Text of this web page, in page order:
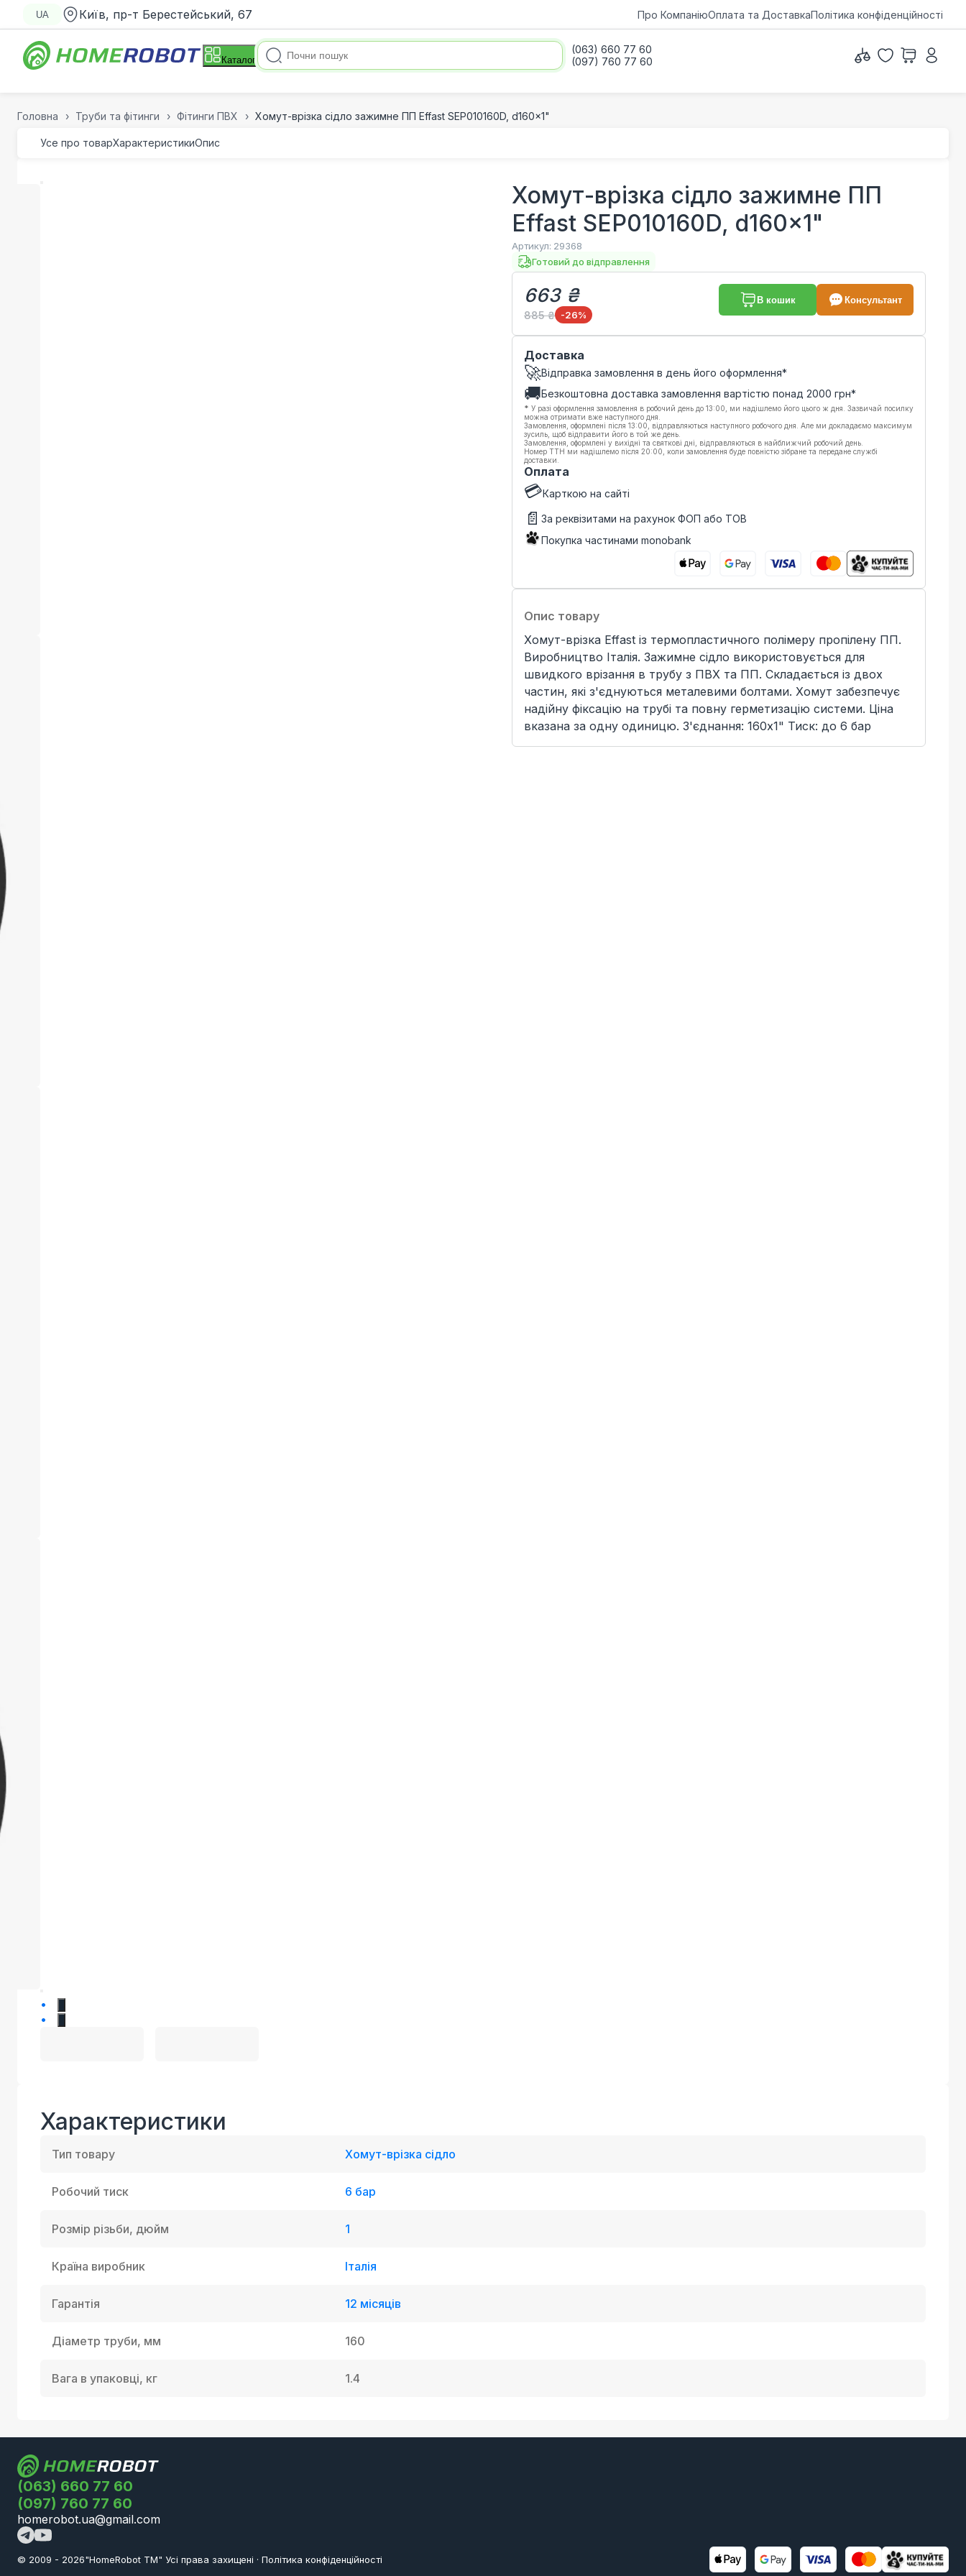
UA Київ, пр-т Берестейський, 67 Про КомпаніюОплата та ДоставкаПолітика конфіденційності
Каталог
(063) 660 77 60
(097) 760 77 60
Головна Труби та фітинги Фітинги ПВХ Хомут-врізка сідло зажимне ПП Effast SEP010160D, d160x1"
Усе про товарХарактеристикиОпис
Хомут-врізка сідло зажимне ПП
Effast SEP010160D, d160x1"
Артикул: 29368
Готовий до відправлення
663 ₴
885 ₴ -26%
В кошик Консультант
Доставка
🚀Відправка замовлення в день його оформлення*
🚚Безкоштовна доставка замовлення вартістю понад 2000 грн*
* У разі оформлення замовлення в робочий день до 13:00, ми надішлемо його цього ж дня. Зазвичай посилку
можна отримати вже наступного дня.
Замовлення, оформлені після 13:00, відправляються наступного робочого дня. Але ми докладаємо максимум
зусиль, щоб відправити його в той же день.
Замовлення, оформлені у вихідні та святкові дні, відправляються в найближчий робочий день.
Номер ТТН ми надішлемо після 20:00, коли замовлення буде повністю зібране та передане службі
доставки.
Оплата
💳Карткою на сайті
📄 За реквізитами на рахунок ФОП або ТОВ
Покупка частинами monobank
Опис товару
Хомут-врізка Effast із термопластичного полімеру пропілену ПП.
Виробництво Італія. Зажимне сідло використовується для
швидкого врізання в трубу з ПВХ та ПП. Складається із двох
частин, які з'єднуються металевими болтами. Хомут забезпечує
надійну фіксацію на трубі та повну герметизацію системи. Ціна
вказана за одну одиницю. З'єднання: 160x1" Тиск: до 6 бар
Характеристики
Тип товару Хомут-врізка сідло
Робочий тиск 6 бар
Розмір різьби, дюйм 1
Країна виробник Італія
Гарантія 12 місяців
Діаметр труби, мм 160
Вага в упаковці, кг 1.4
(063) 660 77 60
(097) 760 77 60
homerobot.ua@gmail.com
© 2009 - 2026"HomeRobot ТМ" Усi права захищені · Політика конфіденційності